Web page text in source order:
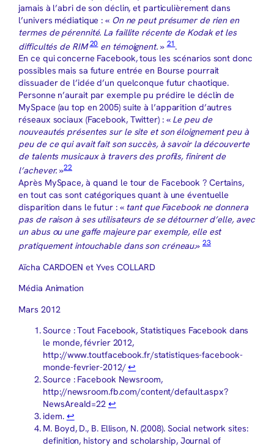
jamais à l’abri de son déclin, et particulièrement dans
l’univers médiatique : « On ne peut présumer de rien en
termes de pérennité. La faillite récente de Kodak et les
difficultés de RIM20 en témoignent.»21.
En ce qui concerne Facebook, tous les scénarios sont donc
possibles mais sa future entrée en Bourse pourrait
dissuader de l’idée d’un quelconque futur chaotique.
Personne n’aurait par exemple pu prédire le déclin de
MySpace (au top en 2005) suite à l’apparition d’autres
réseaux sociaux (Facebook, Twitter) : « Le peu de
nouveautés présentes sur le site et son éloignement peu à
peu de ce qui avait fait son succès, à savoir la découverte
de talents musicaux à travers des profils, finirent de
l’achever. »22
Après MySpace, à quand le tour de Facebook ? Certains,
en tout cas sont catégoriques quant à une éventuelle
disparition dans le futur : « tant que Facebook ne donnera
pas de raison à ses utilisateurs de se détourner d’elle, avec
un abus ou une gaffe majeure par exemple, elle est
pratiquement intouchable dans son créneau.»23
Aïcha CARDOEN et Yves COLLARD
Média Animation
Mars 2012
Source : Tout Facebook, Statistiques Facebook dans
le monde, février 2012,
http://www.toutfacebook.fr/statistiques-facebook-
monde-fevrier-2012/↩︎
Source : Facebook Newsroom,
http://newsroom.fb.com/content/default.aspx?
NewsAreaId=22 ↩︎
idem. ↩︎
M. Boyd, D., B. Ellison, N. (2008). Social network sites:
definition, history and scholarship, Journal of